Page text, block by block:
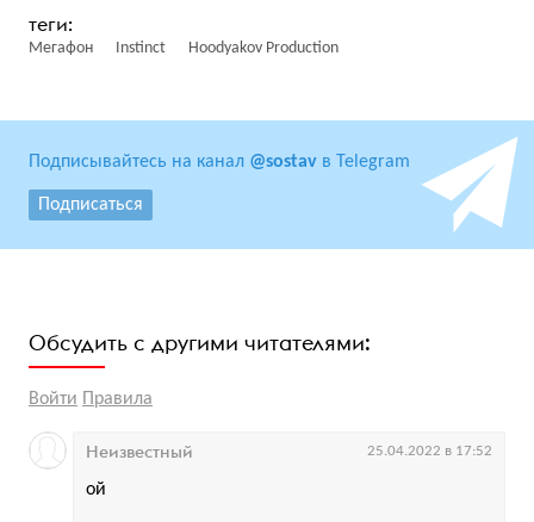
Мегафон Instinct Hoodyakov Production
Подписывайтесь на канал @sostav в Telegram
Подписаться
Обсудить с другими читателями:
Войти Правила
ой
Неизвестный 25.04.2022 в 17:52